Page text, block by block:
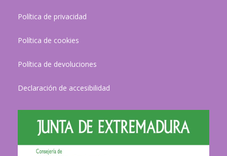
Política de privacidad
Política de cookies
Política de devoluciones
Declaración de accesibilidad